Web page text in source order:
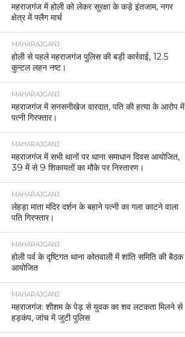
महराजगंज में होली को लेकर सुरक्षा के कड़े इंतजाम, नगर
क्षेत्र में फ्लैग मार्च
MAHARAJGANJ
होली से पहले महराजगंज पुलिस की बड़ी कार्रवाई, 12.5
कुन्टल लहन नष्ट।
MAHARAJGANJ
महराजगंज में सनसनीखेज वारदात, पति की हत्या के आरोप में
पत्नी गिरफ्तार।
MAHARAJGANJ
महराजगंज में सभी थानों पर थाना समाधान दिवस आयोजित,
39 में से 9 शिकायतों का मौके पर निस्तारण।
MAHARAJGANJ
लेहड़ा माता मंदिर दर्शन के बहाने पत्नी का गला काटने वाला
पति गिरफ्तार।
MAHARAJGANJ
होली पर्व के दृष्टिगत थाना कोतवाली में शांति समिति की बैठक
आयोजित
MAHARAJGANJ
महराजगंज: शीशम के पेड़ से युवक का शव लटकता मिलने से
हड़कंप, जांच में जुटी पुलिस